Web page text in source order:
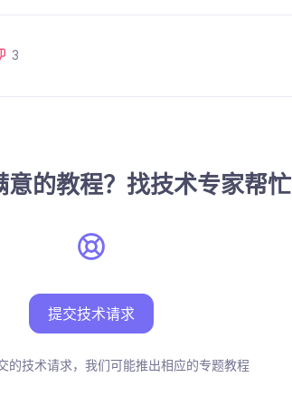
3
意的教程？找技术专家帮忙
提交技术请求
的技术请求，我们可能推出相应的专题教程